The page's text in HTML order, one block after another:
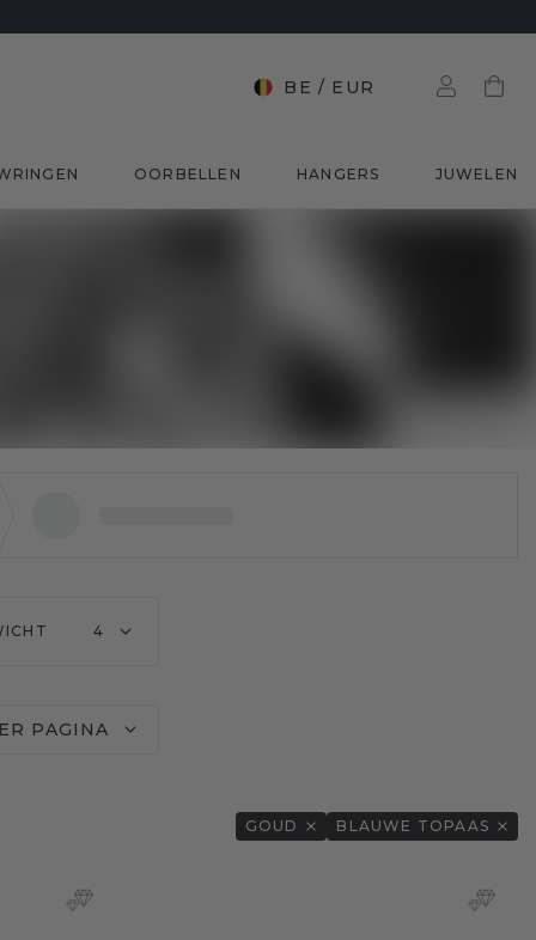
BE / EUR
OORBELLEN HANGERS JUWELEN
4
PAGINA
GOUD BLAUWE TOPAAS